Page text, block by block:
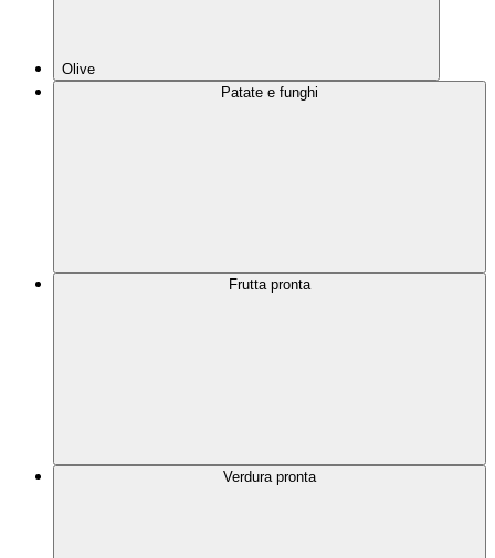
Olive
Patate e funghi
Frutta pronta
Verdura pronta